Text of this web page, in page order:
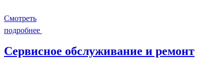
Смотреть
подробнее
Сервисное обслуживание и ремонт